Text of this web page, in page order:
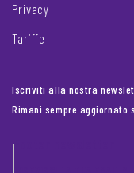
Privacy
Tariffe
Iscriviti alla nostra
Rimani sempre aggiornato
Footer newsletter